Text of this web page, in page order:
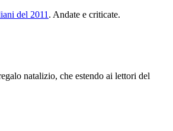
del 2011 . Andate e criticate.
natalizio, che estendo ai lettori del